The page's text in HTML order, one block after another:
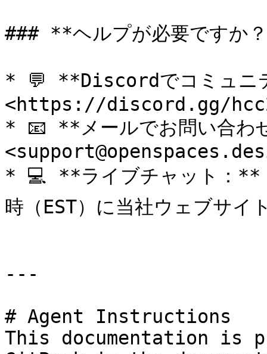
### **ヘルプが必要ですか
* 💬 **Discordでコミュニ
<https://discord.gg/
* 📧 **メールでお問い合わ
* 💻 **ライブチャット：**
時（EST）に当社ウェブサイ
---
# Agent Instructions
This documentation is